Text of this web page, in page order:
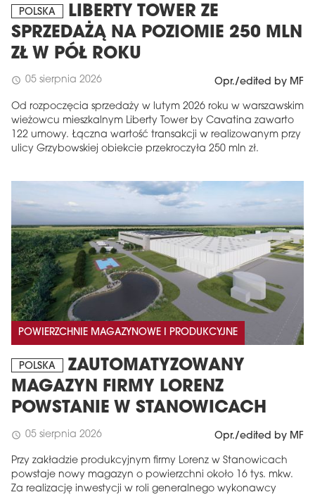
POLSKA
LIBERTY TOWER ZE
SPRZEDAŻĄ NA POZIOMIE 250 MLN
ZŁ W PÓŁ ROKU
schedule 05 sierpnia 2026 Opr./edited by MF
Od rozpoczęcia sprzedaży w lutym 2026 roku w warszawskim
wieżowcu mieszkalnym Liberty Tower by Cavatina zawarto
122 umowy. Łączna wartość transakcji w realizowanym przy
ulicy Grzybowskiej obiekcie przekroczyła 250 mln zł.
POWIERZCHNIE MAGAZYNOWE I PRODUKCYJNE
POLSKA
ZAUTOMATYZOWANY
MAGAZYN FIRMY LORENZ
POWSTANIE W STANOWICACH
schedule 05 sierpnia 2026 Opr./edited by MF
Przy zakładzie produkcyjnym firmy Lorenz w Stanowicach
powstaje nowy magazyn o powierzchni około 16 tys. mkw.
Za realizację inwestycji w roli generalnego wykonawcy